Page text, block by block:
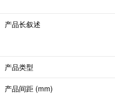
产品长叙述
产品类型
产品间距 (mm)